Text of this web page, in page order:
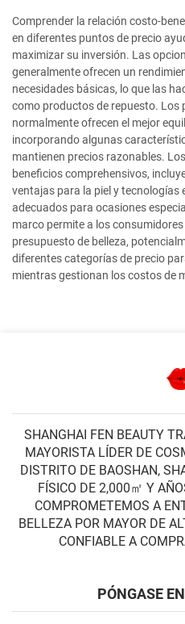
Comprender la relación costo-
en diferentes puntos de precio
maximizar su inversión. Las
generalmente ofrecen un
necesidades básicas, lo que las
como productos de repuesto. Los
normalmente ofrecen el mejor
incorporando algunas
mantienen precios razonables.
beneficios comprehensivos,
ventajas para la piel y tecnologías
adecuados para ocasiones
marco permite a los
presupuesto de belleza,
diferentes categorías de precio
mientras gestionan los costos de
SHANGHAI FEN BEAUTY
MAYORISTA LÍDER DE
DISTRITO DE BAOSHAN,
FÍSICO DE 2,000㎡ Y
COMPROMETEMOS A
BELLEZA POR MAYOR DE
CONFIABLE A
PÓNGASE